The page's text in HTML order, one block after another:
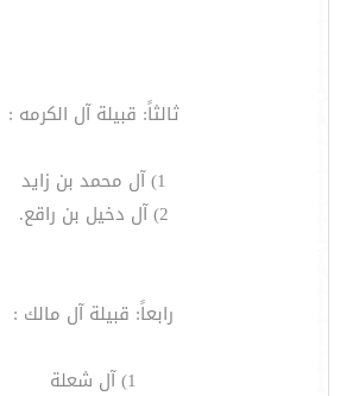
ثالثاً: قبيلة آل الكرمه :
1) آل محمد بن زايد
2) آل دخيل بن راقع.
رابعاً: قبيلة آل مالك :
1) آل شعلة